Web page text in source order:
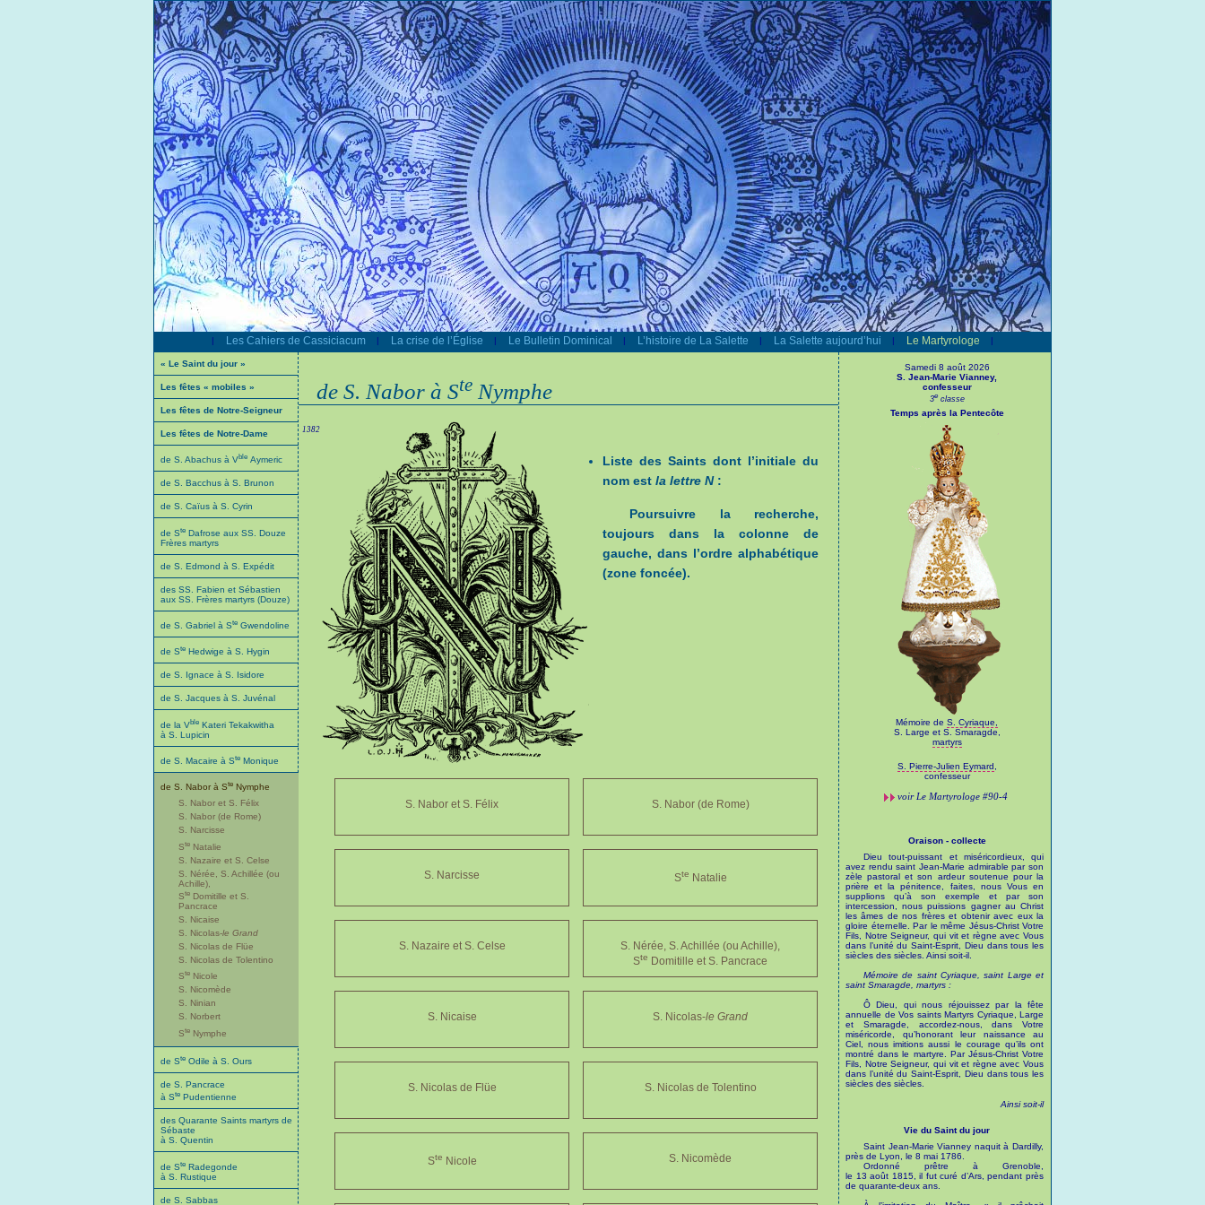
| Les Cahiers de Cassiciacum | La crise de l’Église | Le Bulletin Dominical | L’histoire de La Salette | La Salette aujourd’hui | Le Martyrologe |
« Le Saint du jour »
Les fêtes « mobiles »
Les fêtes de Notre-Seigneur
Les fêtes de Notre-Dame
de S. Abachus à Vble Aymeric
de S. Bacchus à S. Brunon
de S. Caïus à S. Cyrin
de Ste Dafrose aux SS. Douze
Frères martyrs
de S. Edmond à S. Expédit
des SS. Fabien et Sébastien
aux SS. Frères martyrs (Douze)
de S. Gabriel à Ste Gwendoline
de Ste Hedwige à S. Hygin
de S. Ignace à S. Isidore
de S. Jacques à S. Juvénal
de la Vble Kateri Tekakwitha
à S. Lupicin
de S. Macaire à Ste Monique
de S. Nabor à Ste Nymphe
S. Nabor et S. Félix
S. Nabor (de Rome)
S. Narcisse
Ste Natalie
S. Nazaire et S. Celse
S. Nérée, S. Achillée (ou
Achille),
Ste Domitille et S.
Pancrace
S. Nicaise
S. Nicolas-le Grand
S. Nicolas de Flüe
S. Nicolas de Tolentino
Ste Nicole
S. Nicomède
S. Ninian
S. Norbert
Ste Nymphe
de Ste Odile à S. Ours
de S. Pancrace
à Ste Pudentienne
des Quarante Saints martyrs de
Sébaste
à S. Quentin
de Ste Radegonde
à S. Rustique
de S. Sabbas
de S. Nabor à Ste Nymphe
1382
Liste des Saints dont l’initiale du
nom est la lettre N:
Poursuivre la recherche,
toujours dans la colonne de
gauche, dans l’ordre alphabétique
(zone foncée).
S. Nabor et S. Félix S. Nabor (de Rome)
S. Narcisse Ste Natalie
S. Nazaire et S. Celse
S. Nérée, S. Achillée (ou Achille),
Ste Domitille et S. Pancrace
S. Nicaise S. Nicolas-le Grand
S. Nicolas de Flüe S. Nicolas de Tolentino
Ste Nicole S. Nicomède
Samedi 8 août 2026
S. Jean-Marie Vianney,
confesseur
3eclasse
Temps après la Pentecôte
Mémoire de S. Cyriaque,
S. Large et S. Smaragde,
martyrs
S. Pierre-Julien Eymard
confesseur
voir Le Martyrologe#90-4
Oraison - collecte
Dieu tout-puissant et miséricordieux, qui
avez rendu saint Jean-Marie admirable par son
zèle pastoral et son ardeur soutenue pour la
prière et la pénitence, faites, nous Vous en
supplions qu’à son exemple et par son
intercession, nous puissions gagner au Christ
les âmes de nos frères et obtenir avec eux la
gloire éternelle. Par le même Jésus-Christ Votre
Fils, Notre Seigneur, qui vit et règne avec Vous
dans l’unité du Saint-Esprit, Dieu dans tous les
siècles des siècles. Ainsi soit-il.
Mémoire de saint Cyriaque, saint Large et
saint Smaragde, martyrs :
Ô Dieu, qui nous réjouissez par la fête
annuelle de Vos saints Martyrs Cyriaque, Large
et Smaragde, accordez-nous, dans Votre
miséricorde, qu’honorant leur naissance au
Ciel, nous imitions aussi le courage qu’ils ont
montré dans le martyre. Par Jésus-Christ Votre
Fils, Notre Seigneur, qui vit et règne avec Vous
dans l’unité du Saint-Esprit, Dieu dans tous les
siècles des siècles.
Ainsi soit-il
Vie du Saint du jour
Saint Jean-Marie Vianney naquit à Dardilly,
près de Lyon, le 8 mai 1786.
Ordonné prêtre à Grenoble,
le 13 août 1815, il fut curé d’Ars, pendant près
de quarante-deux ans.